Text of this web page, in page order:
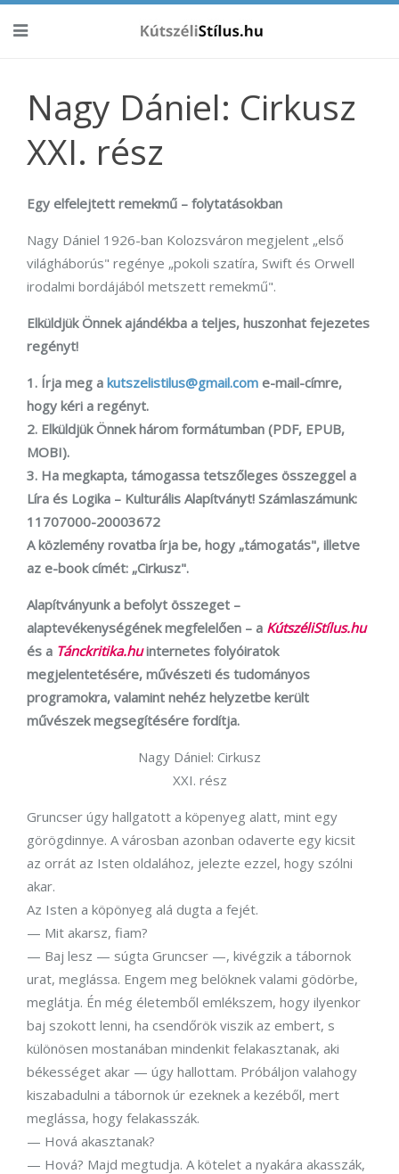
Nagy Dániel: Cirkusz
XXI. rész
Egy elfelejtett remekmű – folytatásokban
Nagy Dániel 1926-ban Kolozsváron megjelent „első
világháborús" regénye „pokoli szatíra, Swift és Orwell
irodalmi bordájából metszett remekmű".
Elküldjük Önnek ajándékba a teljes, huszonhat fejezetes
regényt!
1. Írja meg a kutszelistilus@gmail.com e-mail-címre,
hogy kéri a regényt.
2. Elküldjük Önnek három formátumban (PDF, EPUB,
MOBI).
3. Ha megkapta, támogassa tetszőleges összeggel a
Líra és Logika – Kulturális Alapítványt! Számlaszámunk:
11707000-20003672
A közlemény rovatba írja be, hogy „támogatás", illetve
az e-book címét: „Cirkusz".
Alapítványunk a befolyt összeget –
alaptevékenységének megfelelően – a KútszéliStílus.hu
és a Tánckritika.huinternetes folyóiratok
megjelentetésére, művészeti és tudományos
programokra, valamint nehéz helyzetbe került
művészek megsegítésére fordítja.
Nagy Dániel: Cirkusz
XXI. rész
Gruncser úgy hallgatott a köpenyeg alatt, mint egy
görögdinnye. A városban azonban odaverte egy kicsit
az orrát az Isten oldalához, jelezte ezzel, hogy szólni
akar.
Az Isten a köpönyeg alá dugta a fejét.
— Mit akarsz, fiam?
— Baj lesz — súgta Gruncser —, kivégzik a tábornok
urat, meglássa. Engem meg belöknek valami gödörbe,
meglátja. Én még életemből emlékszem, hogy ilyenkor
baj szokott lenni, ha csendőrök viszik az embert, s
különösen mostanában mindenkit felakasztanak, aki
békességet akar — úgy hallottam. Próbáljon valahogy
kiszabadulni a tábornok úr ezeknek a kezéből, mert
meglássa, hogy felakasszák.
— Hová akasztanak?
— Hová? Majd megtudja. A kötelet a nyakára akasszák,